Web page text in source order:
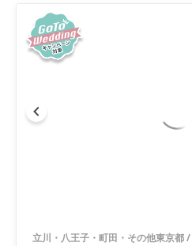
立川・八王子・町田・その他東京都/